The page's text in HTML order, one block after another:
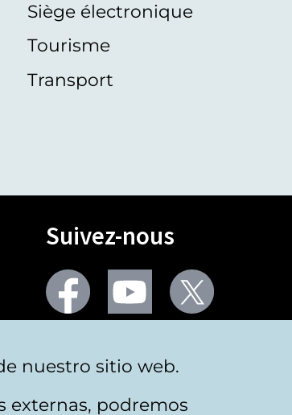
Siège électronique
Tourisme
Transport
Suivez-nous
Facebook Youtube
nuestro sitio web.
externas, podremos